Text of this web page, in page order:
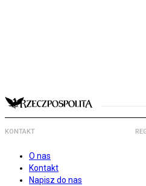
KONTAKT
O nas
Kontakt
Napisz do nas